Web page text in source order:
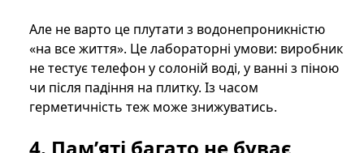
Але не варто це плутати з водонепроникністю
«на все життя». Це лабораторні умови: виробник
не тестує телефон у солоній воді, у ванні з піною
чи після падіння на плитку. Із часом
герметичність теж може знижуватись.